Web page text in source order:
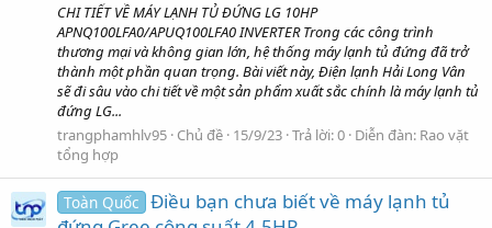
CHI TIẾT VỀ MÁY LẠNH TỦ ĐỨNG LG 10HP
APNQ100LFA0/APUQ100LFA0 INVERTER Trong các công trình
thương mại và không gian lớn, hệ thống máy lạnh tủ đứng đã trở
thành một phần quan trọng. Bài viết này, Điện lạnh Hải Long Vân
sẽ đi sâu vào chi tiết về một sản phẩm xuất sắc chính là máy lạnh tủ
đứng LG...
trangphamhlv95 Chủ đề 15/9/23 Trả lời: 0 Diễn đàn: Rao vặt
tổng hợp
Toàn Quốc Điều bạn chưa biết về máy lạnh tủ